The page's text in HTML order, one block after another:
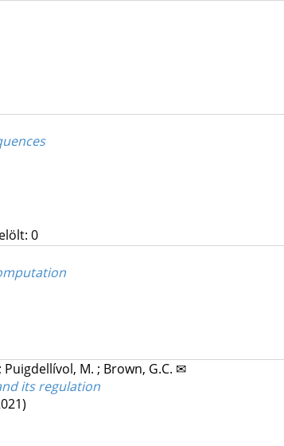
0
Puigdellívol, M. ; Brown, G.C. ✉
its regulation